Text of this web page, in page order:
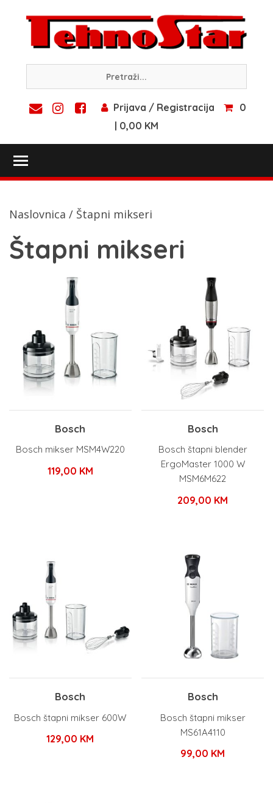
content
Prijava / Registracija
0
| 0,00 KM
Naslovnica / Štapni mikseri
Štapni mikseri
Bosch
Bosch mikser MSM4W220
119,00 KM
Bosch
Bosch štapni blender
ErgoMaster 1000 W
MSM6M622
209,00 KM
Bosch
Bosch štapni mikser 600W
129,00 KM
Bosch
Bosch štapni mikser
MS61A4110
99,00 KM